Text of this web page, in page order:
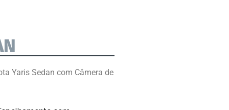
Yaris Sedan com Câmera de